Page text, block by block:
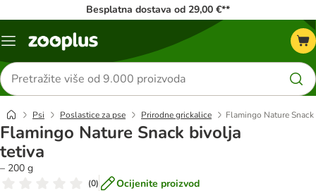
Besplatna dostava od 29,00 €**
Izbornik
Traži
proizvode
Psi Poslastice za pse Prirodne grickalice Flamingo Nature
Flamingo Nature Snack bivolja
tetiva
– 200 g
(0) Ocijenite proizvod